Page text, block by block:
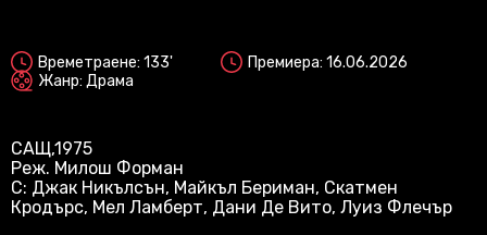
Времетраене: 133'
Премиера: 16.06.2026
Жанр: Драма
САЩ,1975
Реж. Милош Форман
С: Джак Никълсън, Майкъл Бериман, Скатмен
Кродърс, Мел Ламберт, Дани Де Вито, Луиз Флечър